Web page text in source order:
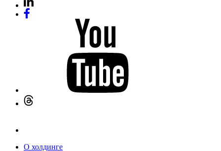
О холдинге